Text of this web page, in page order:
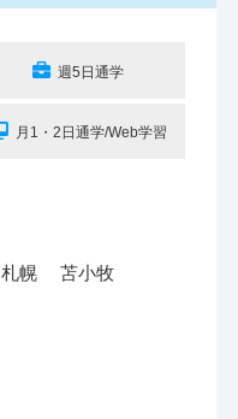
週5日通学
月1・2日通学/Web学習
札幌 苫小牧